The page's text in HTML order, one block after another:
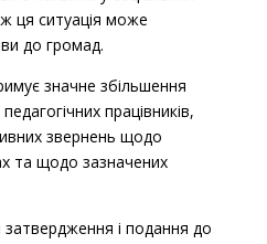
ця ситуація може
до громад.
значне збільшення
працівників,
звернень щодо
та щодо зазначених
і подання до